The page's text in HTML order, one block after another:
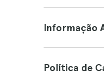
Informação
Política de